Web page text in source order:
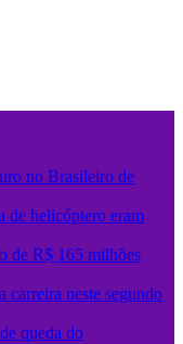
no Brasileiro de
de helicóptero eram
de R$ 165 milhões
carreira neste segundo
queda do